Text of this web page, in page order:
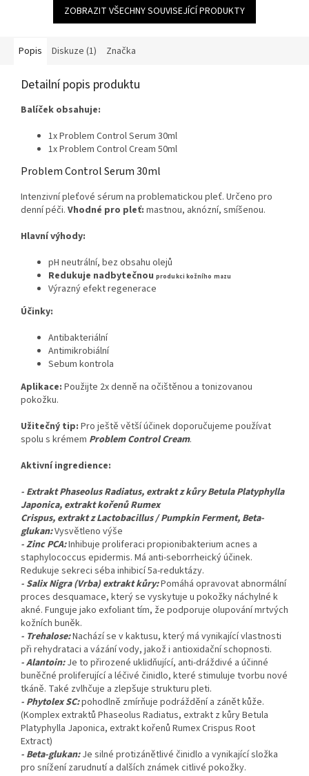
ZOBRAZIT VŠECHNY SOUVISEJÍCÍ PRODUKTY
Popis Diskuze (1) Značka
Detailní popis produktu
Balíček obsahuje:
1x Problem Control Serum 30ml
1x Problem Control Cream 50ml
Problem Control Serum 30ml
Intenzivní pleťové sérum na problematickou pleť. Určeno pro
denní péči. Vhodné pro pleť: mastnou, aknózní, smíšenou.
Hlavní výhody:
pH neutrální, bez obsahu olejů
Redukuje nadbytečnou produkci kožního mazu
Výrazný efekt regenerace
Účinky:
Antibakteriální
Antimikrobiální
Sebum kontrola
Aplikace: Použijte 2x denně na očištěnou a tonizovanou
pokožku.
Užitečný tip: Pro ještě větší účinek doporučujeme používat
spolu s krémem Problem Control Cream.
Aktivní ingredience:
- Extrakt Phaseolus Radiatus, extrakt z kůry Betula Platyphylla
Japonica, extrakt kořenů Rumex
Crispus, extrakt z Lactobacillus / Pumpkin Ferment, Beta-
glukan:Vysvětleno výše
- Zinc PCA:Inhibuje proliferaci propionibakterium acnes a
staphylococcus epidermis. Má anti-seborrheický účinek.
Redukuje sekreci séba inhibicí 5a-reduktázy.
- Salix Nigra (Vrba) extrakt kůry:Pomáhá opravovat abnormální
proces desquamace, který se vyskytuje u pokožky náchylné k
akné. Funguje jako exfoliant tím, že podporuje olupování mrtvých
kožních buněk.
- Trehalose:Nachází se v kaktusu, který má vynikající vlastnosti
při rehydrataci a vázání vody, jakož i antioxidační schopnosti.
- Alantoin: Je to přirozené uklidňující, anti-dráždivé a účinné
buněčné proliferující a léčivé činidlo, které stimuluje tvorbu nové
tkáně. Také zvlhčuje a zlepšuje strukturu pleti.
- Phytolex SC:pohodlně zmírňuje podráždění a zánět kůže.
(Komplex extraktů Phaseolus Radiatus, extrakt z kůry Betula
Platyphylla Japonica, extrakt kořenů Rumex Crispus Root
Extract)
- Beta-glukan: Je silné protizánětlivé činidlo a vynikající složka
pro snížení zarudnutí a dalších známek citlivé pokožky.